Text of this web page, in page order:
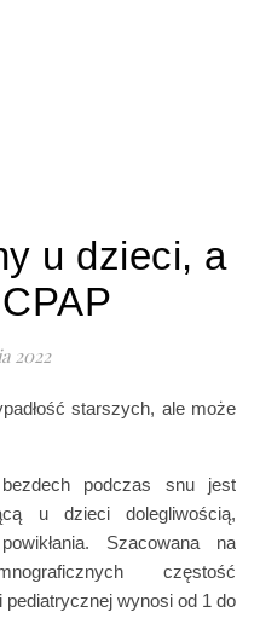
u dzieci, a
2022
podczas snu jest
u dzieci dolegliwością,
Szacowana na
częstość
wynosi od 1 do